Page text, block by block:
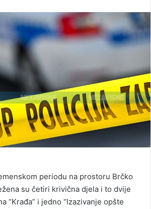
periodu na prostoru Brčko
su četiri krivična djela i to dvije
“Krađa” i jedno “Izazivanje opšte